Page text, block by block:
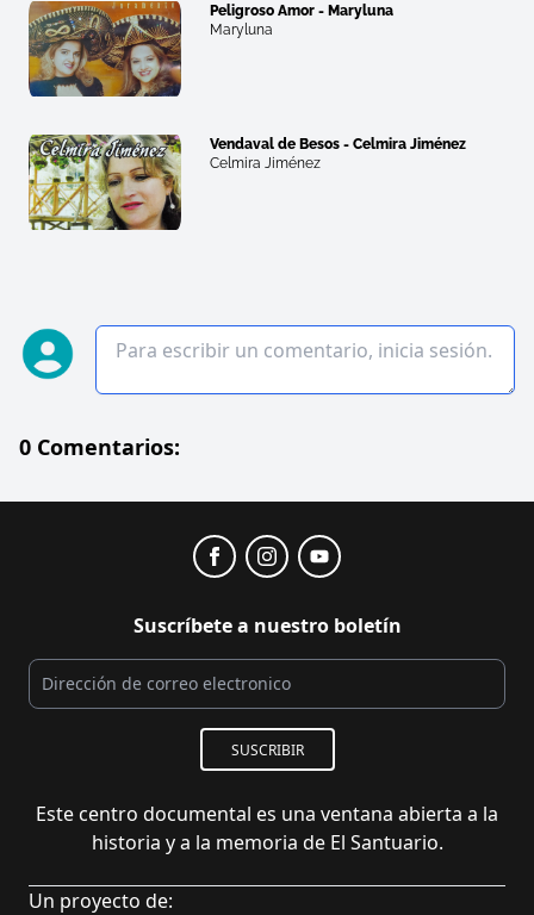
Peligroso Amor - Maryluna
Maryluna
Vendaval de Besos - Celmira Jiménez
Celmira Jiménez
0 Comentarios:
Suscríbete a nuestro boletín
SUSCRIBIR
Este centro documental es una ventana abierta a la
historia y a la memoria de El Santuario.
Un proyecto de: